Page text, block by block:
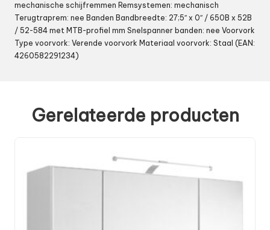
mechanische schijfremmen Remsystemen: mechanisch
Terugtraprem: nee Banden Bandbreedte: 27;5″ x 0″ / 650B x 52B
/ 52-584 met MTB-profiel mm Snelspanner banden: nee Voorvork
Type voorvork: Verende voorvork Materiaal voorvork: Staal (EAN:
4260582291234)
Gerelateerde producten